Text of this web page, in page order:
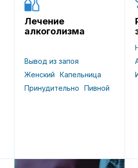
Лечение
алкоголизма
Вывод из запоя
Женский
Капельница
Принудительно
Пивной